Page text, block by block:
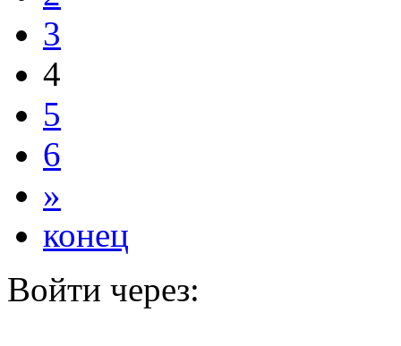
3
4
5
6
»
конец
Войти через: